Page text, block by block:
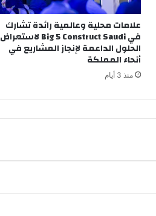
علامات محلية وعالمية رائدة تشارك
في Big 5 Construct Saudi لاستعراض
الحلول الداعمة لإنجاز المشاريع في
أنحاء المملكة
منذ 3 أيام